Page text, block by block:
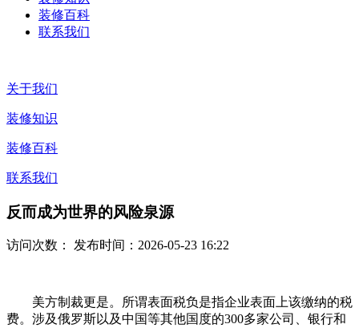
装修百科
联系我们
关于我们
装修知识
装修百科
联系我们
反而成为世界的风险泉源
访问次数： 发布时间：2026-05-23 16:22
美方制裁更是。所谓表面税负是指企业表面上该缴纳的税
费。涉及俄罗斯以及中国等其他国度的300多家公司、银行和